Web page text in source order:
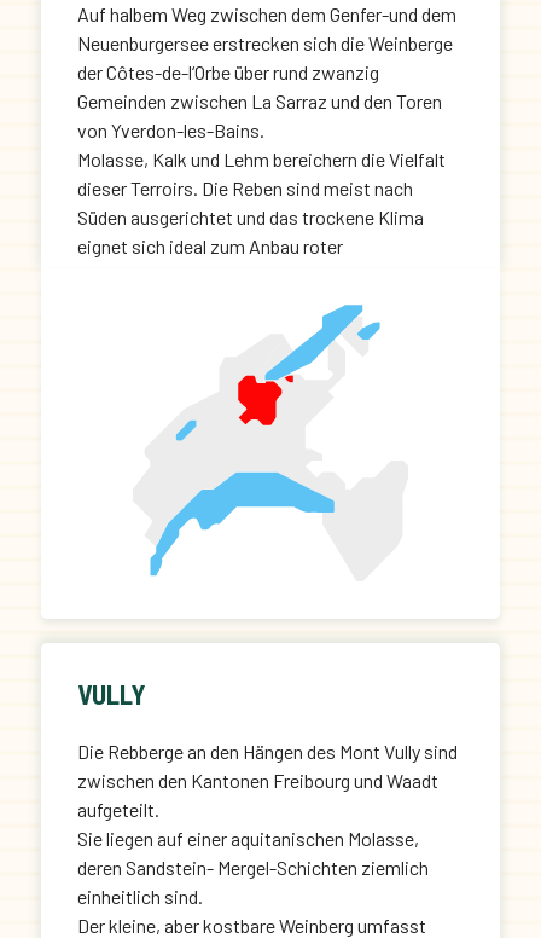
Auf halbem Weg zwischen dem Genfer-und dem
Neuenburgersee erstrecken sich die Weinberge
der Côtes-de-l‘Orbe über rund zwanzig
Gemeinden zwischen La Sarraz und den Toren
von Yverdon-les-Bains.
Molasse, Kalk und Lehm bereichern die Vielfalt
dieser Terroirs. Die Reben sind meist nach
Süden ausgerichtet und das trockene Klima
eignet sich ideal zum Anbau roter
VULLY
Die Rebberge an den Hängen des Mont Vully sind
zwischen den Kantonen Freibourg und Waadt
aufgeteilt.
Sie liegen auf einer aquitanischen Molasse,
deren Sandstein- Mergel-Schichten ziemlich
einheitlich sind.
Der kleine, aber kostbare Weinberg umfasst